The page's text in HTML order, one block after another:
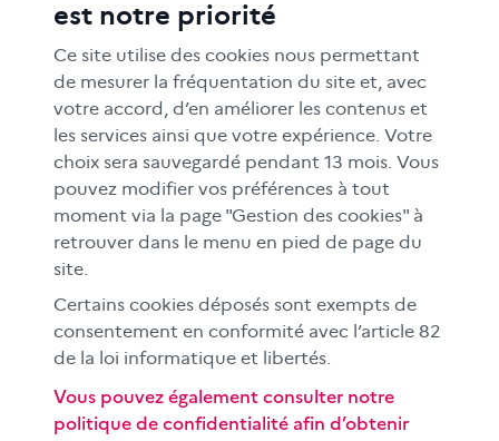
FORMATION
RESSOURCES
MÉDIAS SCOLAIRES
FAMILLES
Le CLEMI
En académies
À l'international
CLEMI sup
Espace presse
Si vous souhaitez vous abonner gratuitement à la lettre
est notre priorité
Ce site utilise des cookies nous permettant
de mesurer la fréquentation du site et, avec
votre accord, d’en améliorer les contenus et
les services ainsi que votre expérience. Votre
choix sera sauvegardé pendant 13 mois. Vous
pouvez modifier vos préférences à tout
moment via la page "Gestion des cookies" à
retrouver dans le menu en pied de page du
site.
Certains cookies déposés sont exempts de
consentement en conformité avec l’article 82
de la loi informatique et libertés.
Vous pouvez également consulter notre
politique de confidentialité afin d’obtenir